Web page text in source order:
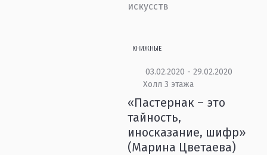
искусств
КНИЖНЫЕ
03.02.2020 - 29.02.2020
Холл 3 этажа
«Пастернак – это
тайность,
иносказание, шифр»
(Марина Цветаева)